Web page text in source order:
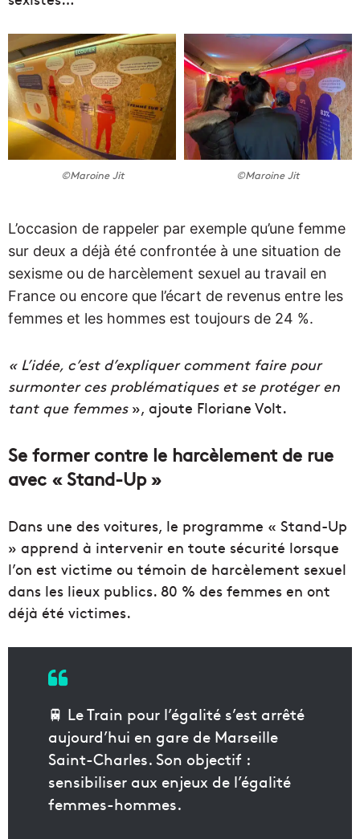
©Maroine Jit ©Maroine Jit
L’occasion de rappeler par exemple qu’une femme
sur deux a déjà été confrontée à une situation de
sexisme ou de harcèlement sexuel au travail en
France ou encore que l’écart de revenus entre les
femmes et les hommes est toujours de 24 %.
« L’idée, c’est d’expliquer comment faire pour
surmonter ces problématiques et se protéger en
tant que femmes», ajoute Floriane Volt.
Se former contre le harcèlement de rue
avec « Stand-Up »
Dans une des voitures, le programme « Stand-Up
» apprend à intervenir en toute sécurité lorsque
l’on est victime ou témoin de harcèlement sexuel
dans les lieux publics. 80 % des femmes en ont
déjà été victimes.
🚆 Le Train pour l’égalité s’est arrêté
aujourd’hui en gare de Marseille
Saint-Charles. Son objectif :
sensibiliser aux enjeux de l’égalité
femmes-hommes.